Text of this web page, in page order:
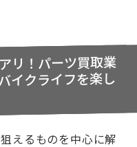
リ！パーツ買取業
イクライフを楽し
えるものを中心に解